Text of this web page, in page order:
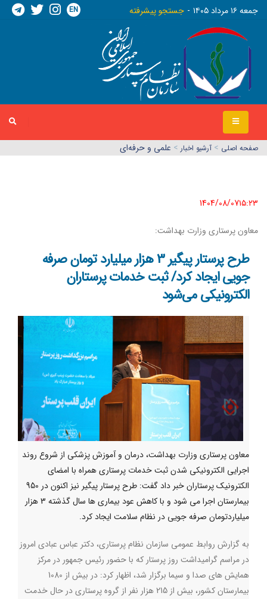
جمعه ١٦ مرداد ١٤٠٥ جستجو پیشرفته EN
صفحه اصلي > آرشیو اخبار > علمی و حرفه‌ای
1404/08/07١٥:٢٣
معاون پرستاری وزارت بهداشت:
طرح پرستار پیگیر 3 هزار میلیارد تومان صرفه
جویی ایجاد کرد/ ثبت خدمات پرستاران
الکترونیکی می‌شود
معاون پرستاری وزارت بهداشت، درمان و آموزش پزشکی از شروع روند
اجرایی الکترونیکی شدن ثبت خدمات پرستاری همراه با امضای
الکترونیک پرستاران خبر داد گفت: طرح پرستار پیگیر نیز اکنون در 950
بیمارستان اجرا می شود و با کاهش عود بیماری ها سال گذشته 3 هزار
میلیاردتومان صرفه جویی در نظام سلامت ایجاد کرد.
به گزارش روابط عمومی سازمان نظام پرستاری، دکتر عباس عبادی امروز
در مراسم گرامیداشت روز پرستار که با حضور رئیس جمهور در مرکز
همایش های صدا و سیما برگزار شد، اظهار کرد: در بیش از 1080
بیمارستان کشور، بیش از 215 هزار نفر از گروه پرستاری در حال خدمت